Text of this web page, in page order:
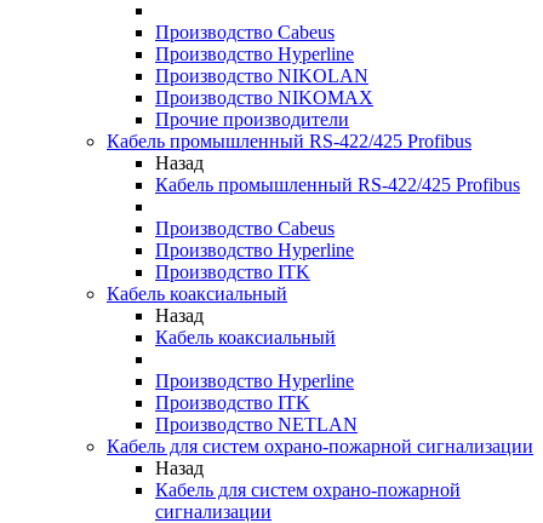
Производство Cabeus
Производство Hyperline
Производство NIKOLAN
Производство NIKOMAX
Прочие производители
Кабель промышленный RS-422/425 Profibus
Назад
Кабель промышленный RS-422/425 Profibus
Производство Cabeus
Производство Hyperline
Производство ITK
Кабель коаксиальный
Назад
Кабель коаксиальный
Производство Hyperline
Производство ITK
Производство NETLAN
Кабель для систем охрано-пожарной сигнализации
Назад
Кабель для систем охрано-пожарной
сигнализации